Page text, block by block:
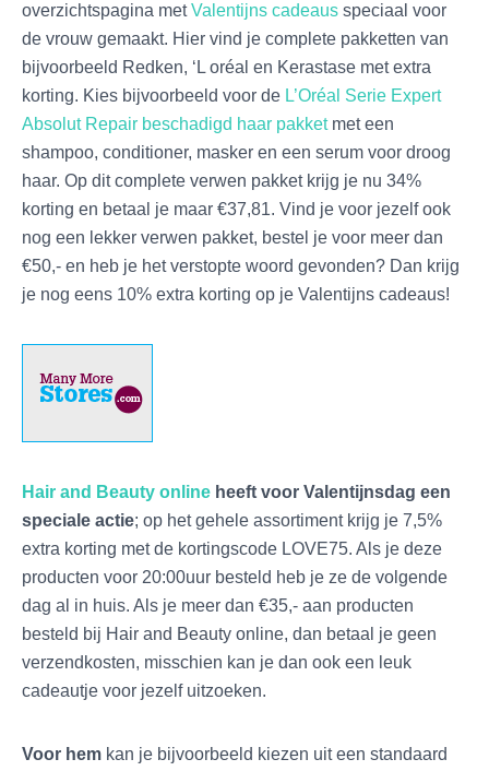
overzichtspagina metValentijns cadeaus speciaal voor
de vrouw gemaakt. Hier vind je complete pakketten van
bijvoorbeeld Redken, ‘L oréal en Kerastase met extra
korting. Kies bijvoorbeeld voor de L’Oréal Serie Expert
Absolut Repair beschadigd haar pakketmet een
shampoo, conditioner, masker en een serum voor droog
haar. Op dit complete verwen pakket krijg je nu 34%
korting en betaal je maar €37,81. Vind je voor jezelf ook
nog een lekker verwen pakket, bestel je voor meer dan
€50,- en heb je het verstopte woord gevonden? Dan krijg
je nog eens 10% extra korting op je Valentijns cadeaus!
Hair and Beauty online heeft voor Valentijnsdag een
speciale actie; op het gehele assortiment krijg je 7,5%
extra korting met de kortingscode LOVE75. Als je deze
producten voor 20:00uur besteld heb je ze de volgende
dag al in huis. Als je meer dan €35,- aan producten
besteld bij Hair and Beauty online, dan betaal je geen
verzendkosten, misschien kan je dan ook een leuk
cadeautje voor jezelf uitzoeken.
Voor hem kan je bijvoorbeeld kiezen uit een standaard